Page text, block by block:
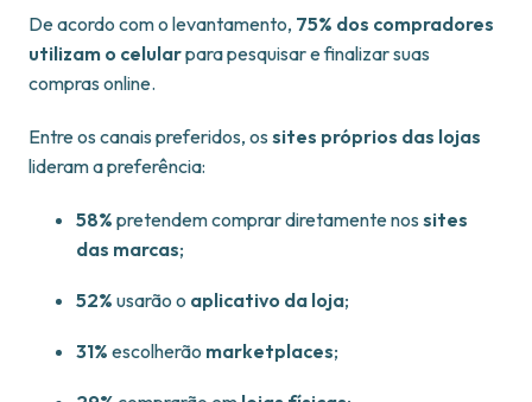
De acordo com o levantamento, 75% dos compradores
utilizam o celularpara pesquisar e finalizar suas
compras online.
Entre os canais preferidos, os sites próprios das lojas
lideram a preferência:
58% pretendem comprar diretamente nos sites
das marcas;
52% usarão o aplicativo da loja;
31% escolherão marketplaces;